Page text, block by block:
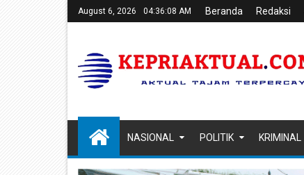
August 6, 2026 04:36:09 AM Beranda Redaksi
NASIONAL POLITIK KRIMINAL